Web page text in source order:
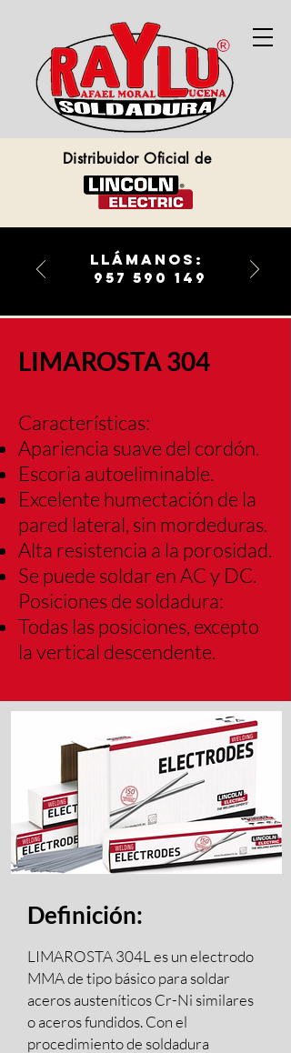
llámanos:
957 590 149
Distribuidor Oficial de
LIMAROSTA 304
Características:
Apariencia suave del cordón.
Escoria autoeliminable.
Excelente humectación de la
pared lateral, sin mordeduras.
Alta resistencia a la porosidad.
Se puede soldar en AC y DC.
Posiciones de soldadura:
Todas las posiciones, excepto
la vertical descendente.
Definición:
LIMAROSTA 304L es un electrodo
MMA de tipo básico para soldar
aceros austeníticos Cr-Ni similares
o aceros fundidos. Con el
procedimiento de soldadura